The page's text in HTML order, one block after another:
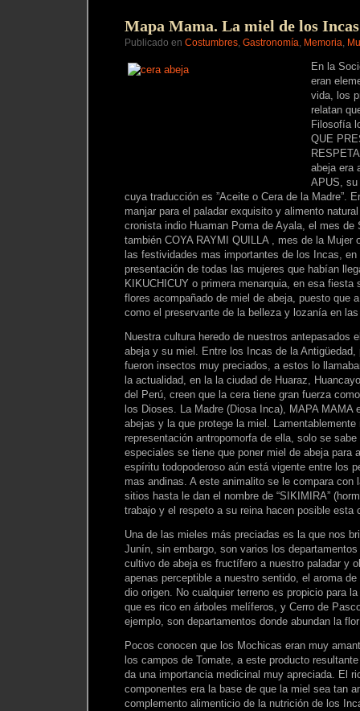
Mapa Mama. La miel de los Incas
Publicado en Costumbres, Gastronomía, Memoria,
En la
eran
vida, los
relatan
Filosofía
QUE
abeja era
APUS, su
cuya traducción es ”Aceite o Cera de la Madre”.
manjar para el paladar exquisito y alimento
cronista indio Huaman Poma de Ayala, el mes de
también COYA RAYMI QUILLA , mes de la Mujer
las festividades mas importantes de los Incas,
presentación de todas las mujeres que habían
KIKUCHICUY o primera menarquia, en esa
flores acompañado de miel de abeja, puesto que
como el preservante de la belleza y lozanía en
Nuestra cultura heredo de nuestros antepasados
abeja y su miel. Entre los Incas de la Antigüedad,
fueron insectos muy preciados, a estos lo
la actualidad, en la la ciudad de Huaraz,
del Perú, creen que la cera tiene gran fuerza
los Dioses. La Madre (Diosa Inca), MAPA MAMA
abejas y la que protege la miel. Lamentablemente
representación antropomorfa de ella, solo se
especiales se tiene que poner miel de abeja para
espíritu todopoderoso aún está vigente entre los
mas andinas. A este animalito se le compara con
sitios hasta le dan el nombre de “SIKIMIRA”
trabajo y el respeto a su reina hacen posible esta
Una de las mieles más preciadas es la que nos
Junín, sin embargo, son varios los
cultivo de abeja es fructífero a nuestro paladar y
apenas perceptible a nuestro sentido, el aroma
dio origen. No cualquier terreno es propicio para
que es rico en árboles melíferos, y Cerro de
ejemplo, son departamentos donde abundan la
Pocos conocen que los Mochicas eran muy
los campos de Tomate, a este producto
da una importancia medicinal muy apreciada. El
componentes era la base de que la miel sea tan
complemento alimenticio de la nutrición de los